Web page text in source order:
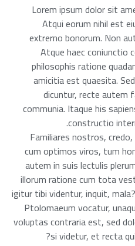
Lorem ipsum dolor sit
Atqui eorum nihil est
extrerno bonorum. Non
Atque haec coniunctio
philosophis ratione
amicitia est quaesita.
dicuntur, recte autem
communia. Itaque his
constructio
Familiares nostros,
cum optimos viros, tum
autem in suis lectulis
illorum ratione cum tota
igitur tibi videntur, inquit,
Ptolomaeum vocatur,
voluptas contraria est, sed
si videtur, et recta